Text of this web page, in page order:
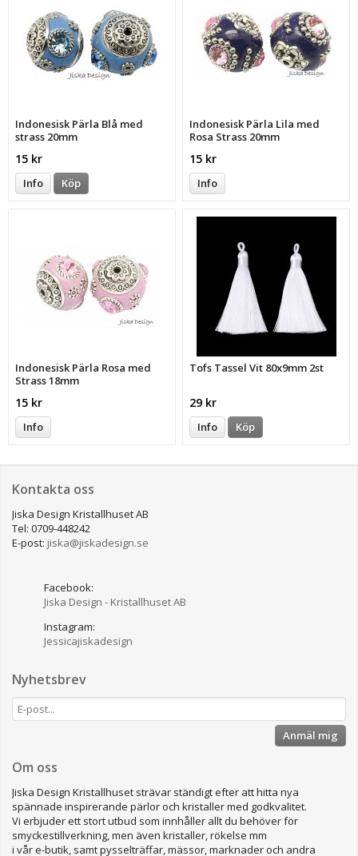
Indonesisk Pärla Blå med
strass 20mm
15 kr
Info Köp
Indonesisk Pärla Lila med
Rosa Strass 20mm
15 kr
Info
Indonesisk Pärla Rosa med
Strass 18mm
15 kr
Info
Tofs Tassel Vit 80x9mm 2st
29 kr
Info Köp
Kontakta oss
Jiska Design Kristallhuset AB
Tel: 0709-448242
E-post: jiska@jiskadesign.se
Facebook:
Jiska Design - Kristallhuset AB
Instagram:
Jessicajiskadesign
Nyhetsbrev
Anmäl mig
Om oss
Jiska Design Kristallhuset strävar ständigt efter att hitta nya
spännade inspirerande pärlor och kristaller med godkvalitet.
Vi erbjuder ett stort utbud som innhåller allt du behöver för
smyckestillverkning, men även kristaller, rökelse mm
i vår e-butik, samt pysselträffar, mässor, marknader och andra